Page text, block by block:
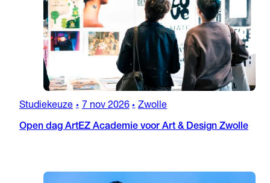
Studiekeuze • 7 nov 2026 • Zwolle
Open dag ArtEZ Academie voor Art & Design Zwolle